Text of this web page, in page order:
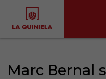
Marc Bernal